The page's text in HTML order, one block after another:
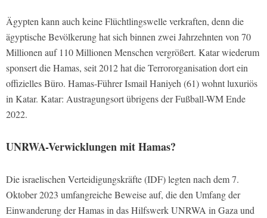
Ägypten kann auch keine Flüchtlingswelle verkraften, denn die
ägyptische Bevölkerung hat sich binnen zwei Jahrzehnten von 70
Millionen auf 110 Millionen Menschen vergrößert. Katar wiederum
sponsert die Hamas, seit 2012 hat die Terrororganisation dort ein
offizielles Büro. Hamas-Führer Ismail Haniyeh (61) wohnt luxuriös
in Katar. Katar: Austragungsort übrigens der Fußball-WM Ende
2022.
UNRWA-Verwicklungen mit Hamas?
Die israelischen Verteidigungskräfte (IDF) legten nach dem 7.
Oktober 2023 umfangreiche Beweise auf, die den Umfang der
Einwanderung der Hamas in das Hilfswerk UNRWA in Gaza und